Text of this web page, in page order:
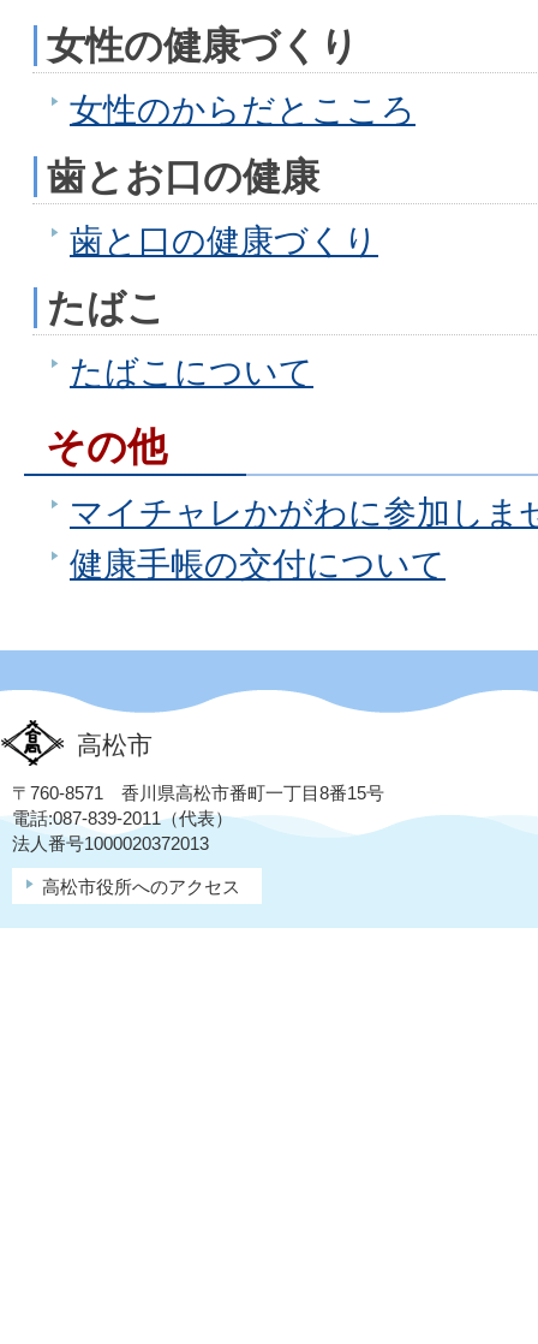
女性の健康づくり
女性のからだとこころ
歯とお口の健康
歯と口の健康づくり
たばこ
たばこについて
その他
マイチャレかがわに参加しま
健康手帳の交付について
高松市
〒760-8571 香川県高松市番町一丁目8番15号
電話:087-839-2011（代表）
法人番号1000020372013
高松市役所へのアクセス